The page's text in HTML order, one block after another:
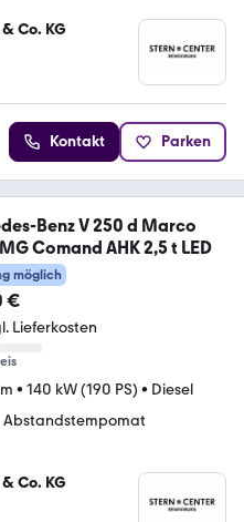
Co. KG
Kontakt Parken
Benz V 250 d Marco
Comand AHK 2,5 t LED
möglich
€
Lieferkosten
• 140 kW (190 PS) • Diesel
Abstandstempomat
Co. KG